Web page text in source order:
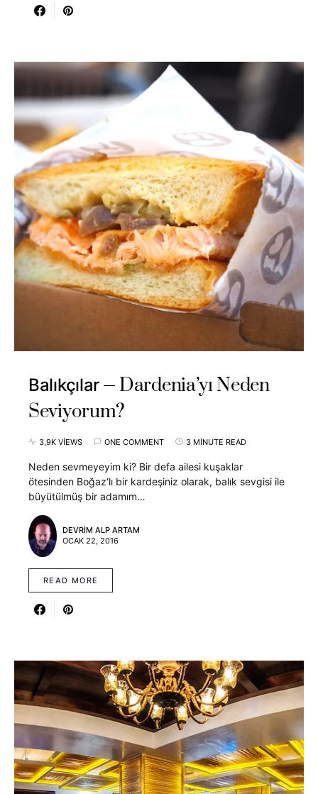
Balıkçılar
Dardenia’yı Neden
Seviyorum?
3,9K VIEWS ONE COMMENT 3 MINUTE READ
Neden sevmeyeyim ki? Bir defa ailesi kuşaklar
ötesinden Boğaz‘lı bir kardeşiniz olarak, balık sevgisi ile
büyütülmüş bir adamım…
DEVRIM ALP ARTAM
OCAK 22, 2016
READ MORE